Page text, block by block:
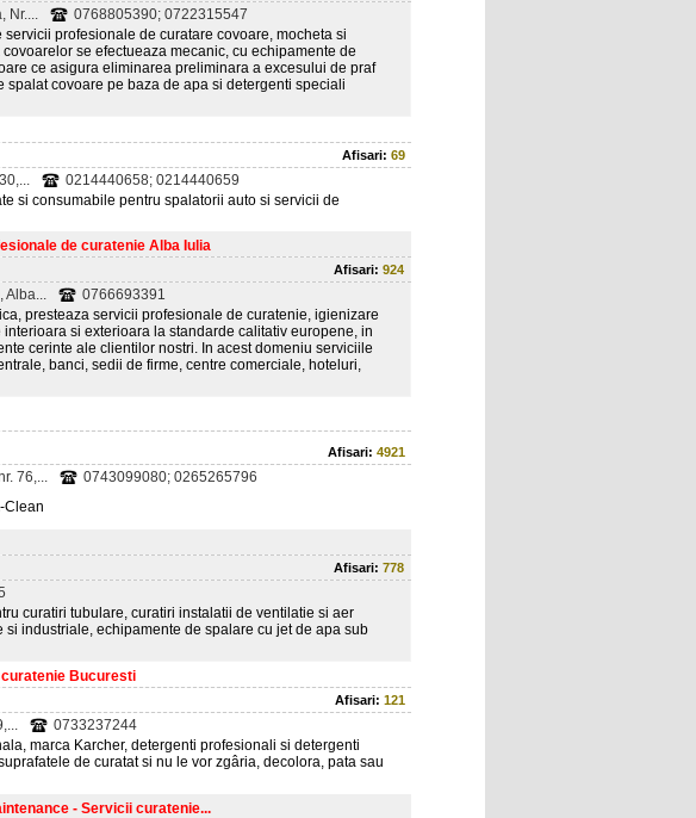
Nr....
0768805390; 0722315547
profesionale de curatare covoare, mocheta si
se efectueaza mecanic, cu echipamente de
ce asigura eliminarea preliminara a excesului de praf
spalat covoare pe baza de apa si detergenti speciali
Afisari: 69
0214440658; 0214440659
si consumabile pentru spalatorii auto si servicii de
de curatenie Alba Iulia
Afisari: 924
Alba...
0766693391
presteaza servicii profesionale de curatenie, igienizare
si exterioara la standarde calitativ europene, in
cerinte ale clientilor nostri. In acest domeniu serviciile
banci, sedii de firme, centre comerciale, hoteluri,
Afisari: 4921
76,...
0743099080; 0265265796
Clean
Afisari: 778
curatiri tubulare, curatiri instalatii de ventilatie si aer
industriale, echipamente de spalare cu jet de apa sub
Bucuresti
Afisari: 121
0733237244
marca Karcher, detergenti profesionali si detergenti
de curatat si nu le vor zgâria, decolora, pata sau
- Servicii curatenie...